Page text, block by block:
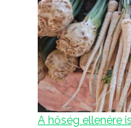
A hőség ellenére